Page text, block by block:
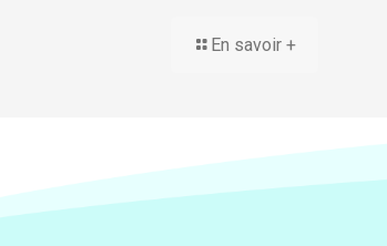
En savoir +